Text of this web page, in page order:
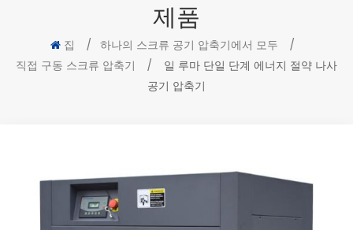
제품
집 / 하나의 스크류 공기 압축기에서 모두
/
직접 구동 스크류 압축기
/
일 루마 단일 단계 에너지 절약 나사
공기 압축기